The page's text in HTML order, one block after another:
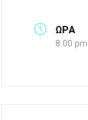
ΩΡΑ
8:00